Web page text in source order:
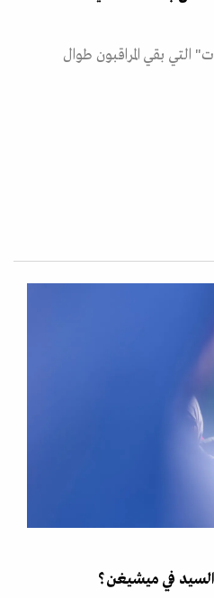
بقي المراقبون طوال
السيد في ميشيغن؟